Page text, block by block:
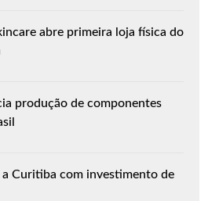
abre primeira loja física do
produção de componentes
a Curitiba com investimento de